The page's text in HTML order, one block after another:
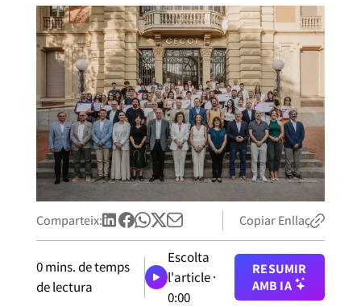
Comparteix: Copiar Enllaç
0mins. de temps
de lectura
Escolta
l'article ·
0:00
RESUMIR
AMB IA